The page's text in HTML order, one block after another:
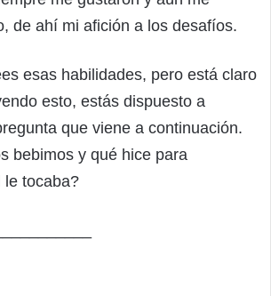
de ahí mi afición a los desafíos.
esas habilidades, pero está claro
esto, estás dispuesto a
que viene a continuación.
bebimos y qué hice para
le tocaba?